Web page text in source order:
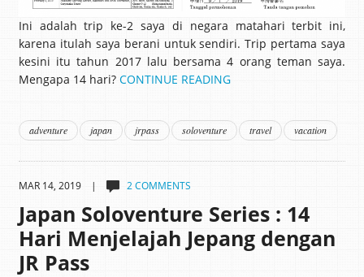
Ini adalah trip ke-2 saya di negara matahari terbit ini,
karena itulah saya berani untuk sendiri. Trip pertama saya
kesini itu tahun 2017 lalu bersama 4 orang teman saya.
Mengapa 14 hari? CONTINUE READING
adventure japan jrpass soloventure travel vacation
MAR 14, 2019 | 2 COMMENTS
Japan Soloventure Series : 14
Hari Menjelajah Jepang dengan
JR Pass